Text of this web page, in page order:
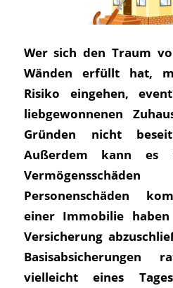
Wer sich den Traum
Wänden erfüllt hat,
Risiko eingehen,
liebgewonnenen
Gründen nicht
Außerdem kann es
Personenschäden
einer Immobilie
Versicherung
vielleicht eines